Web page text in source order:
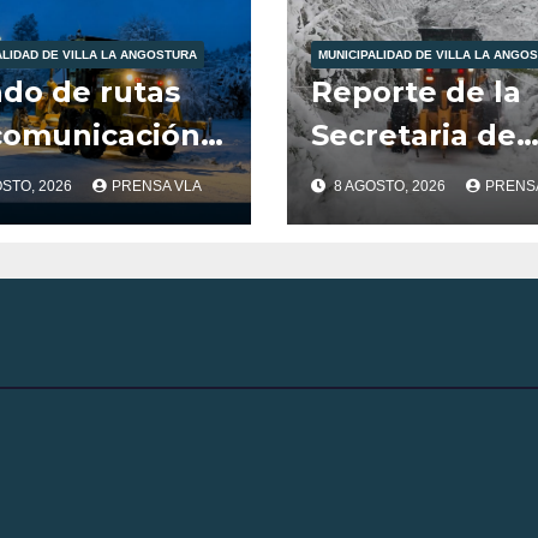
DE VILLA LA ANGOSTURA
de rutas
2026 PRENSA VLA
MUNICIPALIDAD DE VILLA LA
Reporte de la
Secretaria de
Servicios
Municipalidad
8 AGOSTO, 2026